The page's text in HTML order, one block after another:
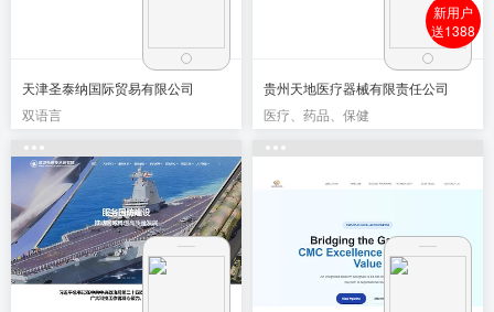
天津圣泰纳国际贸易有限公司
双语言
贵州天地医疗器械有限责任公司
医疗、药品、保健
新用户
送1388